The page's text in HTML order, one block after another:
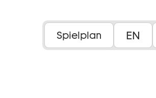
Spielplan EN